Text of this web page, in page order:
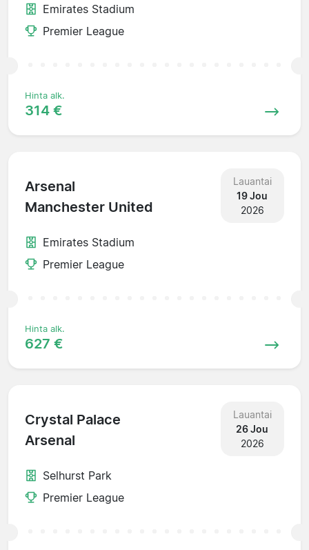
Emirates Stadium
Premier League
Hinta alk.
314 €
Arsenal
Manchester United
Lauantai
19 Jou
2026
Emirates Stadium
Premier League
Hinta alk.
627 €
Crystal Palace
Arsenal
Lauantai
26 Jou
2026
Selhurst Park
Premier League